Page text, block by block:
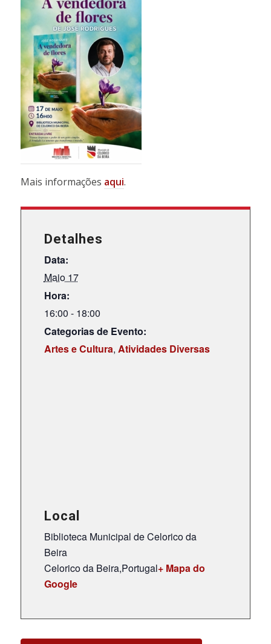
Mais informações aqui.
Detalhes
Data:
Maio 17
Hora:
16:00 - 18:00
Categorias de Evento:
Artes e Cultura, Atividades Diversas
Local
Biblioteca Municipal de Celorico da
Beira
Celorico da Beira,Portugal+ Mapa do
Google